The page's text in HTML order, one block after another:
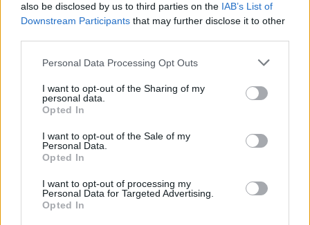
also be disclosed by us to third parties on the IAB’s List of
Downstream Participants that may further disclose it to other
Please note that this website/app uses one or more Google
not limited to your visit or usage behaviour. You may click to
grant or deny consent to Google and its third-party tags to
use your data for below specified purposes in below Google
consent section.
Personal Data Processing Opt Outs
I want to opt-out of the Sharing of my
personal data.
Opted In
I want to opt-out of the Sale of my
Personal Data.
Opted In
I want to opt-out of processing my
Personal Data for Targeted Advertising.
Opted In
Με δύο κλικ θα λάβετε την ύλη με 80%
έκπτωση και το εντατικό πρόγραμμα
προετοιμασίας
Όσοι είναι πτυχιούχοι ΑΕΙ - ΤΕΙ για να
διοριστούν στο Δημόσιο πλέον θα γίνεται ώς επί
Στον 2ο Διαγωνισμό πλησιάζουμε άμεσα καθώς ο
νόμος αναφέρει οτι η διεξαγωγή του γίνεται 2
χρόνια μετά τον προηγούμενο 2Γ/2022